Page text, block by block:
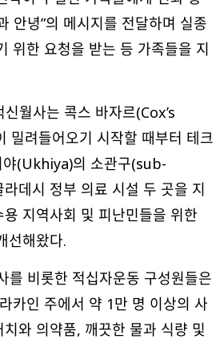
안녕”의 메시지를 전달하며 실종
위한 요청을 받는 등 가족들을 지
월사는 콕스 바자르(Cox’s
밀려들어오기 시작할 때부터 테크
(Ukhiya)의 소관구(sub-
데시 정부 의료 시설 두 곳을 지
지역사회 및 피난민들을 위한
선해왔다.
를 비롯한 적십자운동 구성원들은
카인 주에서 약 1만 명 이상의 사
와 의약품, 깨끗한 물과 식량 및